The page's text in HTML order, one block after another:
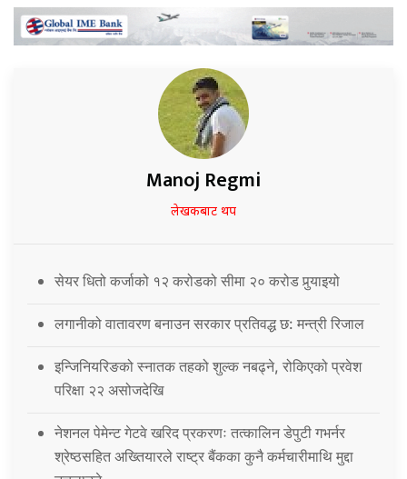
Manoj Regmi
लेखकबाट थप
सेयर धितो कर्जाको १२ करोडको सीमा २० करोड पुर्‍याइयो
लगानीको वातावरण बनाउन सरकार प्रतिवद्ध छ: मन्त्री रिजाल
इन्जिनियरिङको स्नातक तहको शुल्क नबढ्ने, रोकिएको प्रवेश
परिक्षा २२ असोजदेखि
नेशनल पेमेन्ट गेटवे खरिद प्रकरणः तत्कालिन डेपुटी गभर्नर
श्रेष्ठसहित अख्तियारले राष्ट्र बैंकका कुनै कर्मचारीमाथि मुद्दा